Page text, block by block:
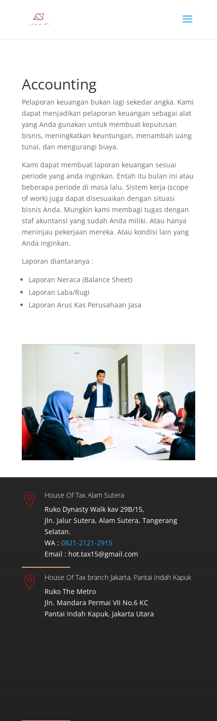
Accounting
Pelaporan keuangan bukan lagi sekedar angka. Kami
dapat menjadikan pelaporan keuangan sebagai alat
yang Anda gunakan untuk membuat keputusan
bisnis, meningkatkan keuntungan, menambah uang
tunai, dan mengurangi biaya.
Kami dapat membuat laporan keuangan sesuai
periode yang anda inginkan. Entah itu bulan ini atau
beberapa periode di masa lalu. Sistem kerja (scope
of work) juga dapat disesuaikan dengan situasi
bisnis Anda. Mungkin kami membagi tugas dengan
staf akuntansi yang sudah Anda miliki. Atau hanya
meninjau pekerjaan mereka. Atau kondisi lain yang
Anda inginkan.
Laporan diantaranya :
Laporan Neraca (Balance Sheet)
Laporan Laba/Rugi
Laporan Arus Kas Perusahaan Jasa

House Of Tax Alam Sutera
Ruko Dynasty Walk kav 29B/15,
Jln. Jalur Sutera, Alam Sutera, Tangerang
Selatan.
WA : 0821-2121-2915
Email : hot.tax15@gmail.com

House Of Tax branch Jakarta, Pantai Indah Kapuk
Ruko The Metro
Jln. Mandara Permai VII No.6 KC
Pantai Indah Kapuk, Jakarta Utara